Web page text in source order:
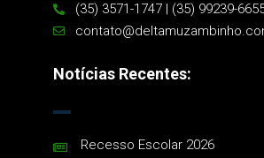
(35) 3571-1747 | (35) 99239-
Notícias Recentes:
Recesso Escolar 2026